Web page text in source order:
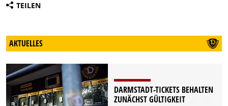
TEILEN
AKTUELLES
DARMSTADT-TICKETS BEHALTEN
ZUNÄCHST GÜLTIGKEIT